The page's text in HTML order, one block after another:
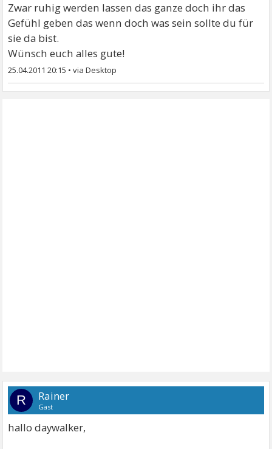
Zwar ruhig werden lassen das ganze doch ihr das
Gefühl geben das wenn doch was sein sollte du für
sie da bist.
Wünsch euch alles gute!
25.04.2011 20:15 •
R Rainer
Gast
hallo daywalker,